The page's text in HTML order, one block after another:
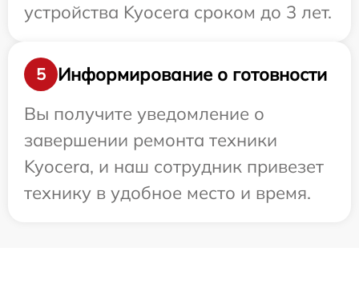
устройства Kyocera сроком до 3 лет.
5
Информирование о готовности
Вы получите уведомление о
завершении ремонта техники
Kyocera, и наш сотрудник привезет
технику в удобное место и время.